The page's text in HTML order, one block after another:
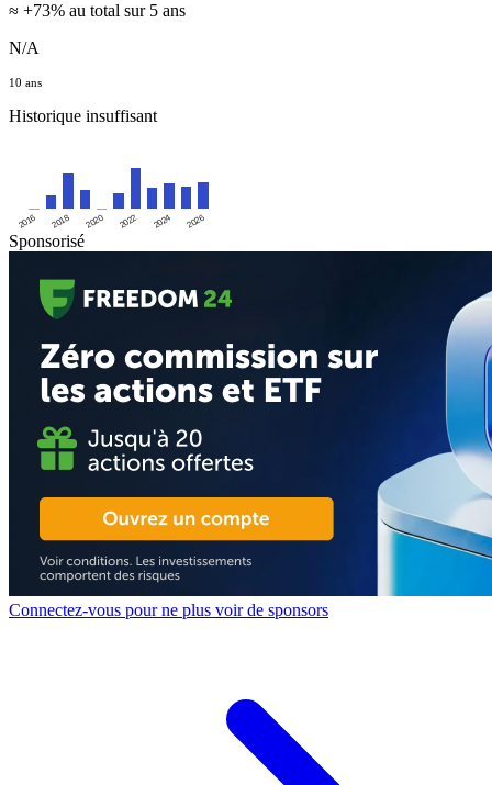
≈ +73% au total sur 5 ans
N/A
10 ans
Historique insuffisant
2016 2018 2020 2022 2024 2026
Sponsorisé
Connectez-vous pour ne plus voir de sponsors